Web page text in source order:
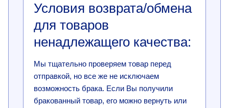
Условия возврата/обмена
для товаров
ненадлежащего качества:
Мы тщательно проверяем товар перед
отправкой, но все же не исключаем
возможность брака. Если Вы получили
бракованный товар, его можно вернуть или